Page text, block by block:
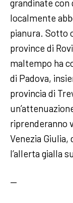
grandinate
localmente
pianura. Sotto
province di
maltempo ha
di Padova,
provincia di
riprenderanno
Venezia Giulia,
l’allerta gialla
—